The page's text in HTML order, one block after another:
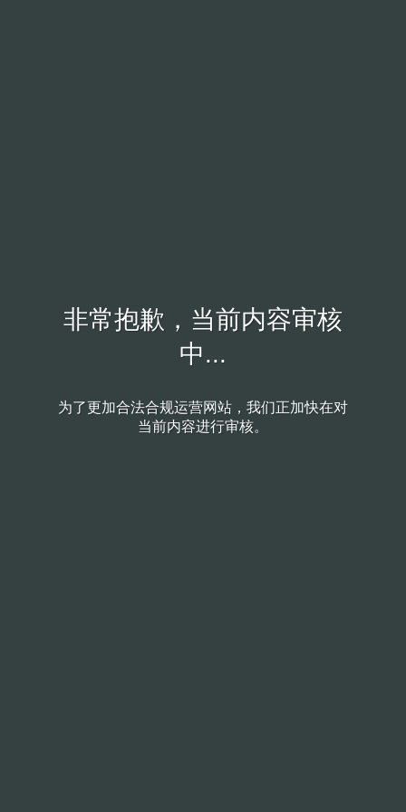
非常抱歉，当前内容审核
中...
为了更加合法合规运营网站，我们正加快在对
当前内容进行审核。